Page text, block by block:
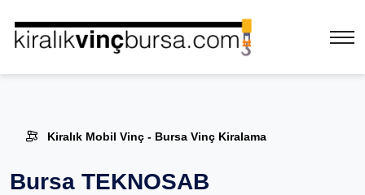
Kiralık Mobil Vinç - Bursa Vinç Kiralama
Bursa TEKNOSAB